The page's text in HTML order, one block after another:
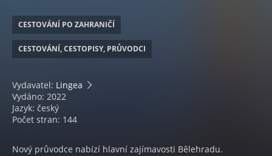
CESTOVÁNÍ PO ZAHRANIČÍ
CESTOVÁNÍ, CESTOPISY, PRŮVODCI
Vydavatel: Lingea
Vydáno: 2022
Jazyk: český
Počet stran: 144
Nový průvodce nabízí hlavní zajímavosti Bělehradu.